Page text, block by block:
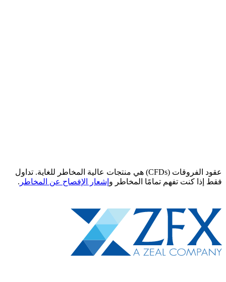
عقود الفروقات (CFDs) هي منتجات عالية المخاطر للغاية. تداول
فقط إذا كنت تفهم تمامًا المخاطر و إشعار الإفصاح عن المخاطر .